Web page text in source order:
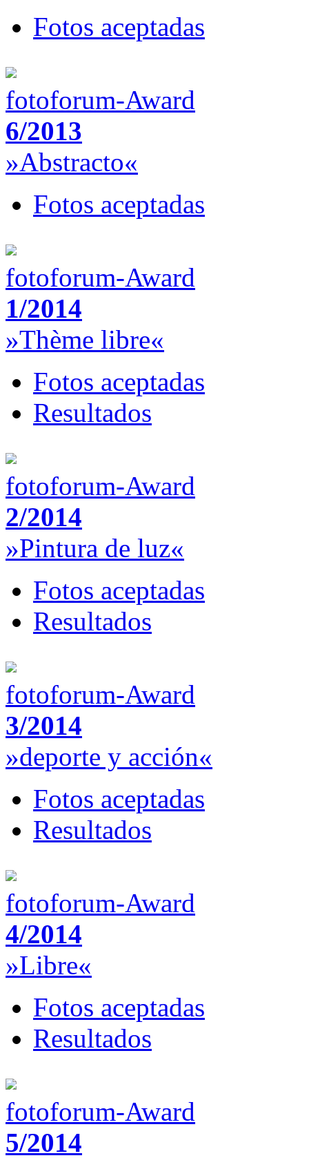
Fotos aceptadas
fotoforum-Award
6/2013
»Abstracto«
Fotos aceptadas
fotoforum-Award
1/2014
»Thème libre«
Fotos aceptadas
Resultados
fotoforum-Award
2/2014
»Pintura de luz«
Fotos aceptadas
Resultados
fotoforum-Award
3/2014
»deporte y acción«
Fotos aceptadas
Resultados
fotoforum-Award
4/2014
»Libre«
Fotos aceptadas
Resultados
fotoforum-Award
5/2014